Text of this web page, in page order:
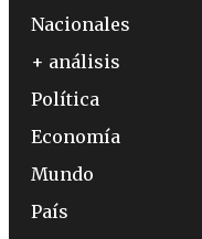
Nacionales
+ análisis
Política
Economía
Mundo
País